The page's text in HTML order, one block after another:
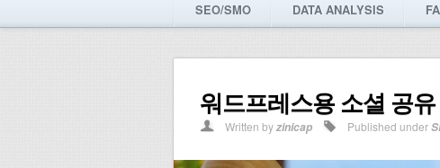
SEO/SMO DATA ANALYSIS
워드프레스용 소셜 공
Written byzinicap Published under